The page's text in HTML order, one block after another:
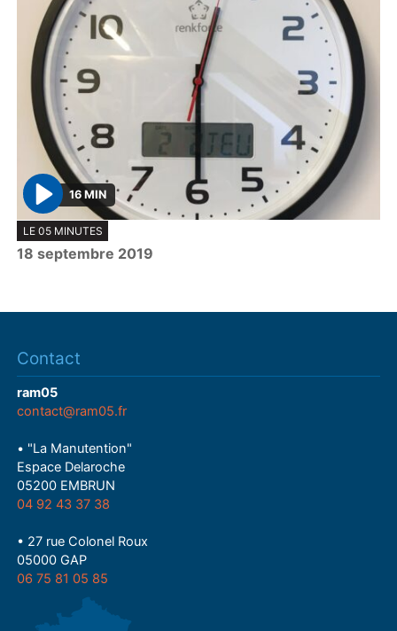
P
l
a
16 MIN
LE 05 MINUTES
18 septembre 2019
Contact
ram05
contact@ram05.fr
• "La Manutention"
Espace Delaroche
05200 EMBRUN
04 92 43 37 38
• 27 rue Colonel Roux
05000 GAP
06 75 81 05 85